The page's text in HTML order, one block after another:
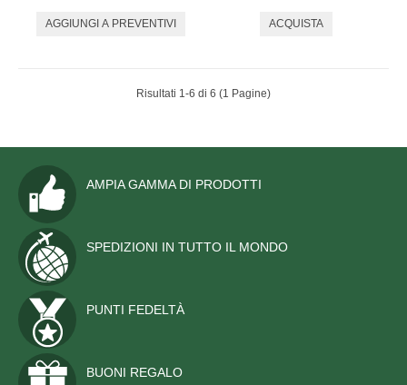
Risultati 1-6 di 6 (1 Pagine)
AMPIA GAMMA DI PRODOTTI
SPEDIZIONI IN TUTTO IL MONDO
PUNTI FEDELTÀ
BUONI REGALO